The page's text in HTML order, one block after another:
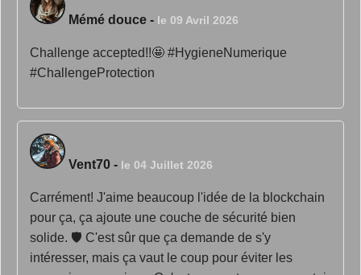
Mémé douce - le 09 Avril 2026
Challenge accepted!!🤩 #HygieneNumerique
#ChallengeProtection
Vent70 - le 04 Juillet 2026
Carrément! J'aime beaucoup l'idée de la blockchain
pour ça, ça ajoute une couche de sécurité bien
solide. 🛡️ C'est sûr que ça demande de s'y
intéresser, mais ça vaut le coup pour éviter les